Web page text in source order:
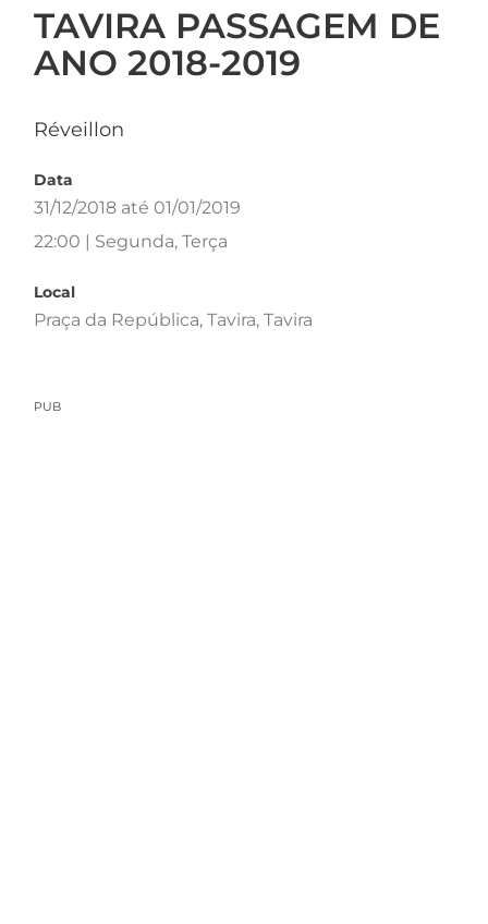
TAVIRA PASSAGEM DE
ANO 2018-2019
Réveillon
Data
31/12/2018 até 01/01/2019
22:00 | Segunda, Terça
Local
Praça da República, Tavira, Tavira
PUB